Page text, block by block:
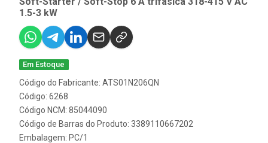
1.5-3 kW
Em Estoque
Código do Fabricante: ATS01N206QN
Código: 6268
Código NCM: 85044090
Código de Barras do Produto: 3389110667202
Embalagem: PC/1